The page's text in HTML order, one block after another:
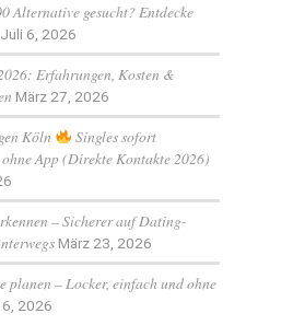
Alternative gesucht? Entdecke
Juli 6, 2026
Erfahrungen, Kosten &
März 27, 2026
Köln
Singles sofort
App (Direkte Kontakte 2026)
– Sicherer auf Dating-
März 23, 2026
planen – Locker, einfach und ohne
2026